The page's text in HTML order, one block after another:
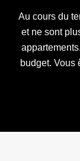
Au cours du
et ne sont
budget. Vous